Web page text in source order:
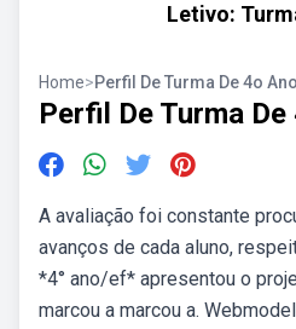
Letivo:
Home>Perfil De Turma De 4o Ano
Perfil De Turma De
A avaliação foi constante
avanços de cada aluno,
*4° ano/ef* apresentou o
marcou a marcou a.